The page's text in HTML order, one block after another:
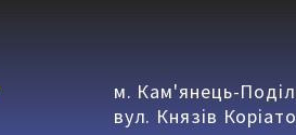
м. Кам'янець-
вул. Князів